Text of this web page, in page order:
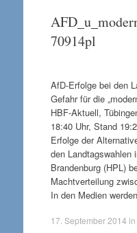
70914pl
AfD-Erfolge bei den
Gefahr für die
HBF-Aktuell,
18:40 Uhr, Stand
Erfolge der
den Landtagswahlen
Brandenburg (HPL)
Machtverteilung
In den Medien
17. September 2014 in